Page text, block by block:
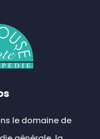
le domaine de